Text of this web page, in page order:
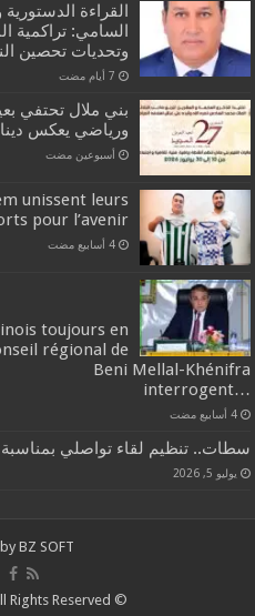
القراءة
السامي: تراكمية
وتحديات تحصين
بني ملال تحتفي
ورياضي يعكس
‏أسبوعين مضت
unissent leurs
pour l’avenir
‏4 أسابيع مضت
toujours en
régional de
Beni Mellal-Khénifra
…interrogent
‏4 أسابيع مضت
سطات.. تنظيم لقاء تواصلي بمناسبة
يوليو 5, 2026
BZ SOFT
© Copyright 2026, All Rights Reserved